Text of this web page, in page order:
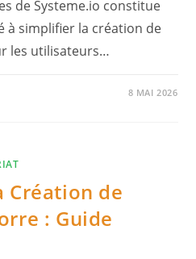
de Systeme.io constitue
à simplifier la création de
les utilisateurs…
8 MAI 2026
Création de
: Guide